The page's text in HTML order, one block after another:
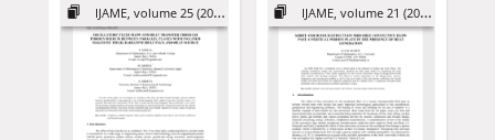
IJAME, volume 25 (2020) IJAME, volume 21 (2016)